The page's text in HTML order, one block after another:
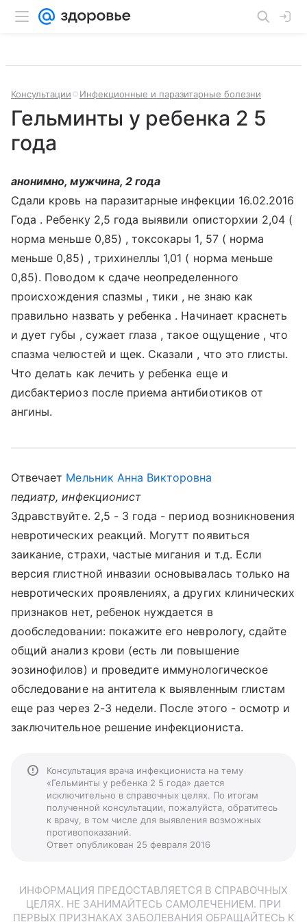
Консультации Инфекционные и паразитарные болезни
Гельминты у ребенка 2 5
года
анонимно, мужчина, 2 года
Сдали кровь на паразитарные инфекции 16.02.2016
Года . Ребенку 2,5 года выявили описторхии 2,04 (
норма меньше 0,85) , токсокары 1, 57 ( норма
меньше 0,85) , трихинеллы 1,01 ( норма меньше
0,85). Поводом к сдаче неопределенного
происхождения спазмы , тики , не знаю как
правильно назвать у ребенка . Начинает краснеть
и дует губы , сужает глаза , такое ощущение , что
спазма челюстей и щек. Сказали , что это глисты.
Что делать как лечить у ребенка еще и
дисбактериоз после приема антибиотиков от
ангины.
Отвечает Мельник Анна Викторовна
педиатр, инфекционист
Здравствуйте. 2,5 - 3 года - период возникновения
невротических реакций. Могутт появиться
заикание, страхи, частые мигания и т.д. Если
версия глистной инвазии основывалась только на
невротических проявлениях, а других клинических
признаков нет, ребенок нуждается в
дообследовании: покажите его неврологу, сдайте
общий анализ крови (есть ли повышение
эозинофилов) и проведите иммунологическое
обследование на антитела к выявленным глистам
еще раз через 2-3 недели. После этого - осмотр и
заключительное решение инфекциониста.
Консультация врача инфекциониста на тему
«Гельминты у ребенка 2 5 года» дается
исключительно в справочных целях. По итогам
полученной консультации, пожалуйста, обратитесь
к врачу, в том числе для выявления возможных
противопоказаний.
Ответ опубликован 25 февраля 2016
ИНФОРМАЦИЯ ПРЕДОСТАВЛЯЕТСЯ В СПРАВОЧНЫХ
ЦЕЛЯХ. НЕ ЗАНИМАЙТЕСЬ САМОЛЕЧЕНИЕМ. ПРИ
ПЕРВЫХ ПРИЗНАКАХ ЗАБОЛЕВАНИЯ ОБРАЩАЙТЕСЬ К